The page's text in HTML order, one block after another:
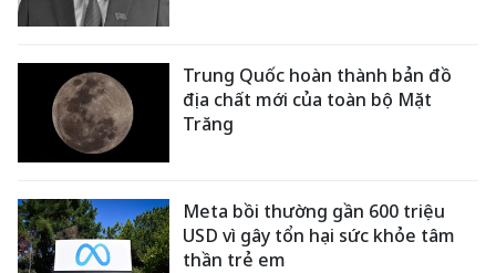
Trung Quốc hoàn thành bản đồ
địa chất mới của toàn bộ Mặt
Trăng
Meta bồi thường gần 600 triệu
USD vì gây tổn hại sức khỏe tâm
thần trẻ em